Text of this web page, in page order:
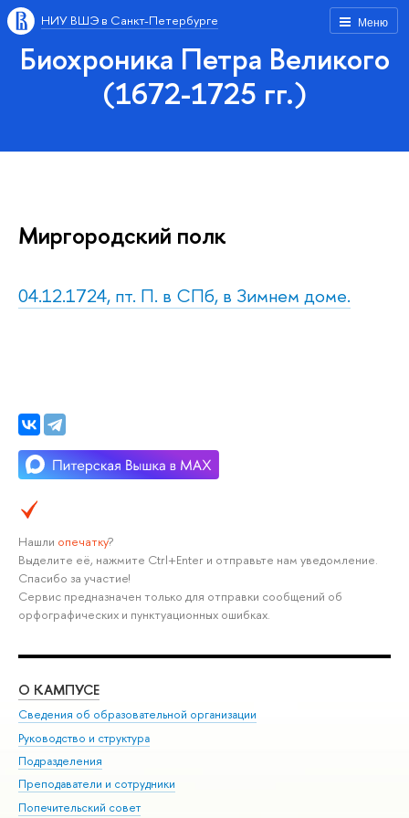
Меню
НИУ ВШЭ в Санкт-Петербурге
Биохроника Петра Великого
(1672-1725 гг.)
Миргородский полк
04.12.1724, пт. П. в СПб, в Зимнем доме.
Нашли опечатку?
Выделите её, нажмите Ctrl+Enter и отправьте нам уведомление.
Спасибо за участие!
Сервис предназначен только для отправки сообщений об
орфографических и пунктуационных ошибках.
О КАМПУСЕ
Сведения об образовательной организации
Руководство и структура
Подразделения
Преподаватели и сотрудники
Попечительский совет